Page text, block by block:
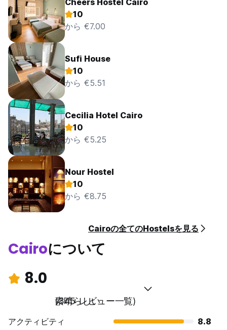
Cheers Hostel Cairo
10
から €7.00
Sufi House
10
から €5.51
Cecilia Hotel Cairo
10
から €5.25
Nour Hostel
10
から €8.75
Cairoの全てのHostelsを見る
Cairoについて
8.0
素晴らしい
(345 レビュー一覧)
アクティビティ
8.8